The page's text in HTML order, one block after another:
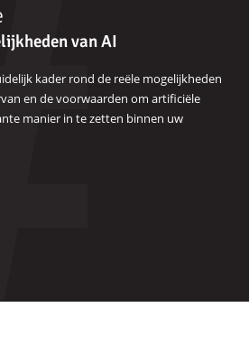
van AI
kader rond de reële mogelijkheden
en de voorwaarden om artificiële
manier in te zetten binnen uw